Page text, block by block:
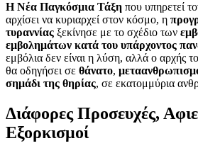
Η Νέα Παγκόσμια Τάξη που υπηρετεί
αρχίσει να κυριαρχεί στον κόσμο, η
τυραννίας ξεκίνησε με το σχέδιο των
εμβολημάτων κατά του υπάρχοντος
εμβόλια δεν είναι η λύση, αλλά ο αρχής
θα οδηγήσει σε θάνατο,
σημάδι της θηρίας, σε εκατομμύρια
Διάφορες Προσευχές,
Εξορκισμοί